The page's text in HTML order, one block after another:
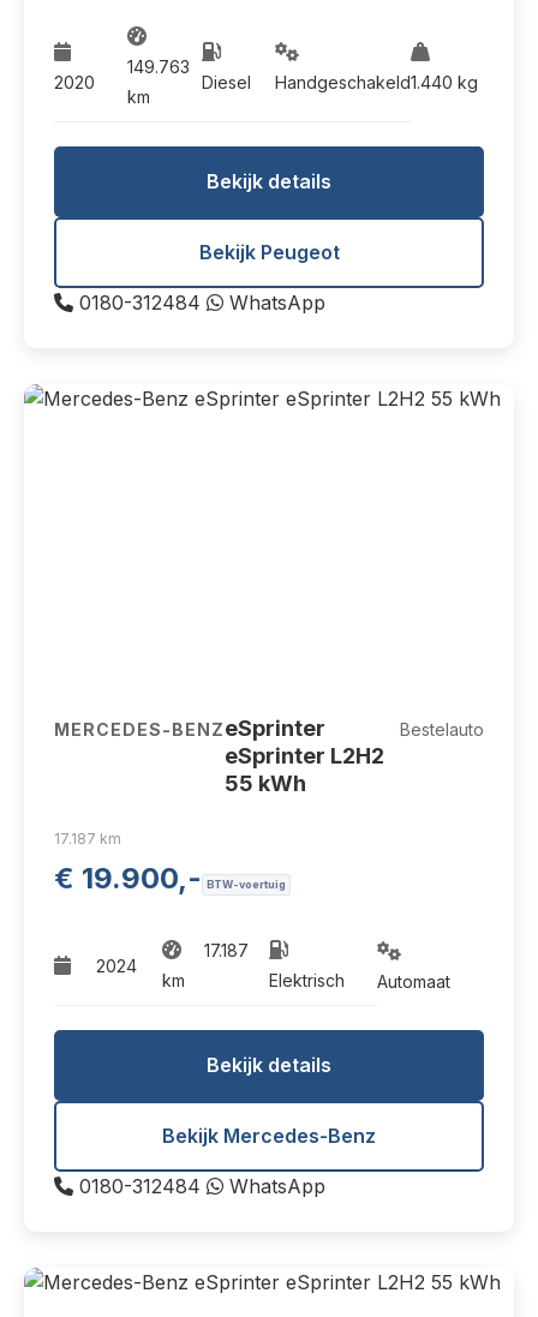
2020
149.763
km
Diesel Handgeschakeld1.440 kg
Bekijk details
Bekijk Peugeot
0180-312484 WhatsApp
MERCEDES-BENZeSprinter
eSprinter L2H2
55 kWh
Bestelauto
17.187 km
€ 19.900,- BTW-voertuig
2024
17.187
km
Elektrisch Automaat
Bekijk details
Bekijk Mercedes-Benz
0180-312484 WhatsApp